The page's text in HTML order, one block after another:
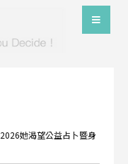
2026她渴望公益占卜暨身